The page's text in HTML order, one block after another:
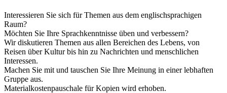
Interessieren Sie sich für Themen aus dem englischsprachigen
Raum?
Möchten Sie Ihre Sprachkenntnisse üben und verbessern?
Wir diskutieren Themen aus allen Bereichen des Lebens, von
Reisen über Kultur bis hin zu Nachrichten und menschlichen
Interessen.
Machen Sie mit und tauschen Sie Ihre Meinung in einer lebhaften
Gruppe aus.
Materialkostenpauschale für Kopien wird erhoben.